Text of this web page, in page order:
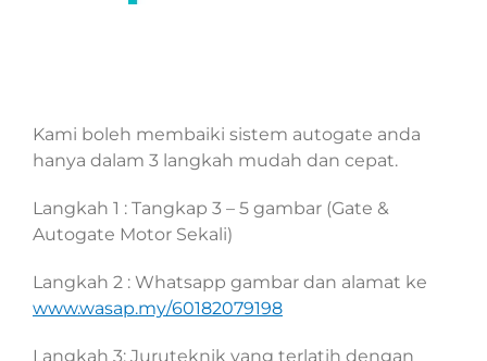
Kami boleh membaiki sistem autogate anda
hanya dalam 3 langkah mudah dan cepat.
Langkah 1 : Tangkap 3 – 5 gambar (Gate &
Autogate Motor Sekali)
Langkah 2 : Whatsapp gambar dan alamat ke
www.wasap.my/60182079198
Langkah 3: Juruteknik yang terlatih dengan